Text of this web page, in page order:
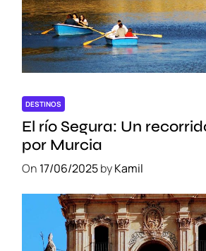
DESTINOS
El río Segura: Un
por Murcia
On 17/06/2025byKamil